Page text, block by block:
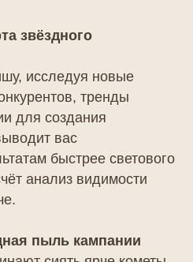
звёздного
исследуя новые
тренды
для создания
вас
быстрее светового
анализ видимости
пыль кампании